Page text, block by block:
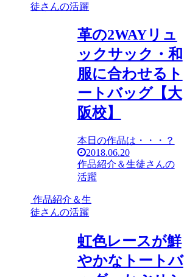
徒さんの活躍
革の2WAYリュ
ックサック・和
服に合わせるト
ートバッグ【大
阪校】
本日の作品は・・・？
2018.06.20
作品紹介＆生徒さんの
活躍
作品紹介＆生
徒さんの活躍
虹色レースが鮮
やかなトートバ